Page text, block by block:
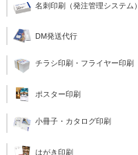
名刺印刷（発注管理システム）
DM発送代行
チラシ印刷・フライヤー印刷
ポスター印刷
小冊子・カタログ印刷
はがき印刷